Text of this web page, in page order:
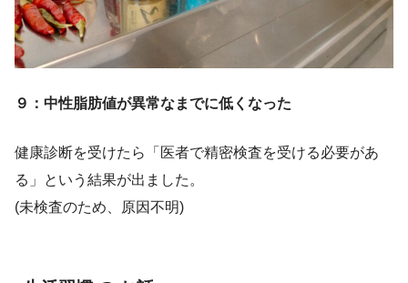
９：中性脂肪値が異常なまでに低くなった
健康診断を受けたら「医者で精密検査を受ける必要があ
る」という結果が出ました。
(未検査のため、原因不明)